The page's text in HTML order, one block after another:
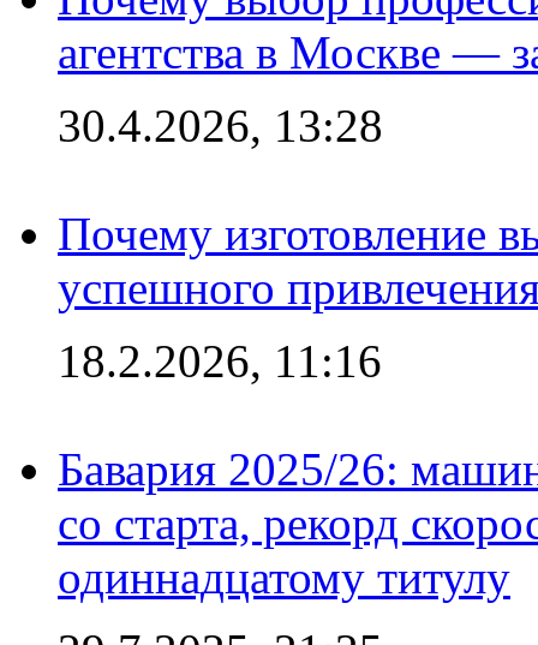
агентства в Москве —
30.4.2026, 13:28
Почему изготовление
успешного
18.2.2026, 11:16
Бавария 2025/26:
со старта, рекорд
одиннадцатому титулу